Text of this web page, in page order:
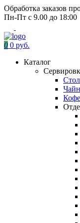
Обработка заказов
Пн-Пт с 9.00 до 18:00
0 0 руб.
Каталог